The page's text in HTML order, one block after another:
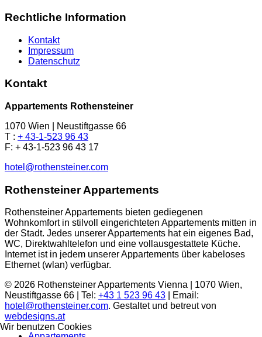
Rechtliche Information
Kontakt
Impressum
Datenschutz
Kontakt
Appartements Rothensteiner
1070 Wien | Neustiftgasse 66
T : + 43-1-523 96 43
F: + 43-1-523 96 43 17
hotel@rothensteiner.com
Rothensteiner Appartements
Rothensteiner Appartements bieten gediegenen
Wohnkomfort in stilvoll eingerichteten Appartements mitten in
der Stadt. Jedes unserer Appartements hat ein eigenes Bad,
WC, Direktwahltelefon und eine vollausgestattete Küche.
Internet ist in jedem unserer Appartements über kabeloses
Ethernet (wlan) verfügbar.
© 2026 Rothensteiner Appartements Vienna | 1070 Wien,
Neustiftgasse 66 | Tel: +43 1 523 96 43 | Email:
hotel@rothensteiner.com. Gestaltet und betreut von
webdesigns.at
Wir benutzen Cookies